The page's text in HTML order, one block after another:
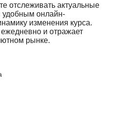
отслеживать актуальные
удобным онлайн-
изменения курса.
и отражает
рынке.